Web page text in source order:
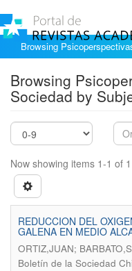
Browsing
Browsing
Sociedad by
Now showing items 1-1 of 1
REDUCCION DEL
GALENA EN MEDIO
ORTIZ,JUAN;
Boletín de la Sociedad